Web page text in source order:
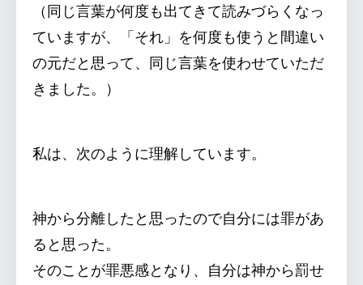
（同じ言葉が何度も出てきて読みづらくなっ
ていますが、「それ」を何度も使うと間違い
の元だと思って、同じ言葉を使わせていただ
きました。）
私は、次のように理解しています。
神から分離したと思ったので自分には罪があ
ると思った。
そのことが罪悪感となり、自分は神から罰せ